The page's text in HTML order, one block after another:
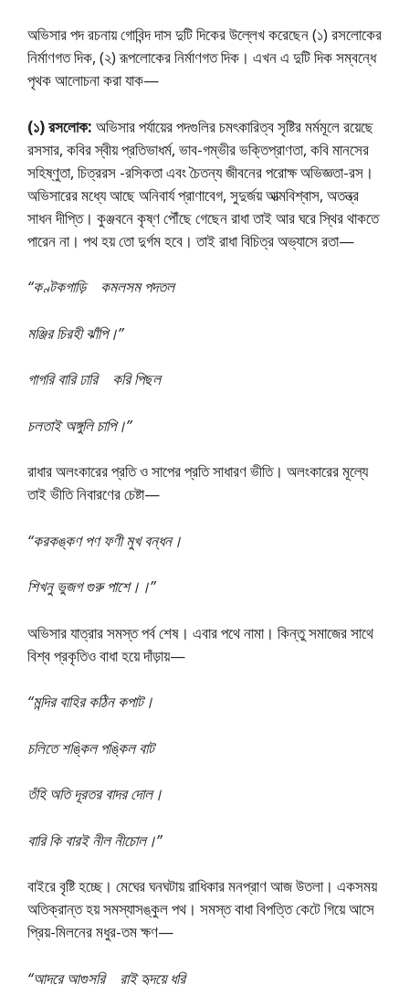
অভিসার পদ রচনায় গোবিন্দ দাস দুটি দিকের উল্লেখ করেছেন (১) রসলোকের
নির্মাণগত দিক, (২) রূপলোকের নির্মাণগত দিক। এখন এ দুটি দিক সম্বন্ধে
পৃথক আলোচনা করা যাক—
(১) রসলোক: অভিসার পর্যায়ের পদগুলির চমৎকারিত্ব সৃষ্টির মর্মমূলে রয়েছে
রসসার, কবির স্বীয় প্রতিভাধর্ম, ভাব-গম্ভীর ভক্তিপ্রাণতা, কবি মানসের
সহিষ্ণুতা, চিত্ররস -রসিকতা এবং চৈতন্য জীবনের পরোক্ষ অভিজ্ঞতা-রস।
অভিসারের মধ্যে আছে অনিবার্য প্রাণাবেগ, সুদুর্জয় আত্মবিশ্বাস, অতন্ত্র
সাধন দীপ্তি। কুঞ্জবনে কৃষ্ণ পৌঁছে গেছেন রাধা তাই আর ঘরে স্থির থাকতে
পারেন না। পথ হয় তো দুর্গম হবে। তাই রাধা বিচিত্র অভ্যাসে রতা—
“কণ্টকগাড়ি কমলসম পদতল
মঞ্জির চিরহী ঝাঁপি।”
গাগরি বারি ঢারি করি পিছল
চলতাই অঙ্গুলি চাপি।”
রাধার অলংকারের প্রতি ও সাপের প্রতি সাধারণ ভীতি। অলংকারের মূল্যে
তাই ভীতি নিবারণের চেষ্টা—
“করকঙ্কণ পণ ফণী মুখ বন্ধন।
শিখনু ভুজগ গুরু পাশে।।”
অভিসার যাত্রার সমস্ত পর্ব শেষ। এবার পথে নামা। কিন্তু সমাজের সাথে
বিশ্ব প্রকৃতিও বাধা হয়ে দাঁড়ায়—
“মন্দির বাহির কঠিন কপাট।
চলিতে শঙ্কিল পঙ্কিল বাট
তঁহি অতি দূরতর বাদর দোল।
বারি কি বারই নীল নীচোল।”
বাইরে বৃষ্টি হচ্ছে। মেঘের ঘনঘটায় রাধিকার মনপ্রাণ আজ উতলা। একসময়
অতিক্রান্ত হয় সমস্যাসঙ্কুল পথ। সমস্ত বাধা বিপত্তি কেটে গিয়ে আসে
প্রিয়-মিলনের মধুর-তম ক্ষণ—
“আদরে আগুসরি রাই হৃদয়ে ধরি